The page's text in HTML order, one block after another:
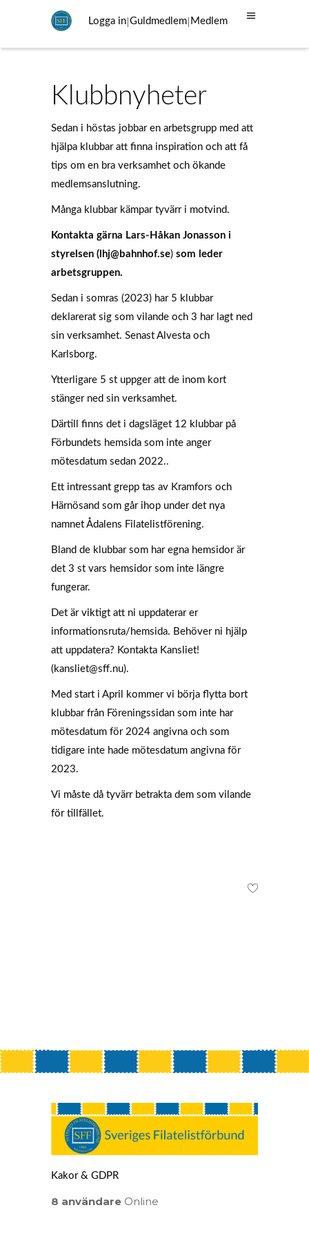
Logga in|Guldmedlem| Medlem
Klubbnyheter
Sedan i höstas jobbar en arbetsgrupp med att
hjälpa klubbar att finna inspiration och att få
tips om en bra verksamhet och ökande
medlemsanslutning.
Många klubbar kämpar tyvärr i motvind.
Kontakta gärna Lars-Håkan Jonasson i
styrelsen (lhj@bahnhof.se) som leder
arbetsgruppen.
Sedan i somras (2023) har 5 klubbar
deklarerat sig som vilande och 3 har lagt ned
sin verksamhet. Senast Alvesta och
Karlsborg.
Ytterligare 5 st uppger att de inom kort
stänger ned sin verksamhet.
Därtill finns det i dagsläget 12 klubbar på
Förbundets hemsida som inte anger
mötesdatum sedan 2022..
Ett intressant grepp tas av Kramfors och
Härnösand som går ihop under det nya
namnet Ådalens Filatelistförening.
Bland de klubbar som har egna hemsidor är
det 3 st vars hemsidor som inte längre
fungerar.
Det är viktigt att ni uppdaterar er
informationsruta/hemsida. Behöver ni hjälp
att uppdatera? Kontakta Kansliet!
(kansliet@sff.nu).
Med start i April kommer vi börja flytta bort
klubbar från Föreningssidan som inte har
mötesdatum för 2024 angivna och som
tidigare inte hade mötesdatum angivna för
2023.
Vi måste då tyvärr betrakta dem som vilande
för tillfället.
Kakor & GDPR
8 användare Online